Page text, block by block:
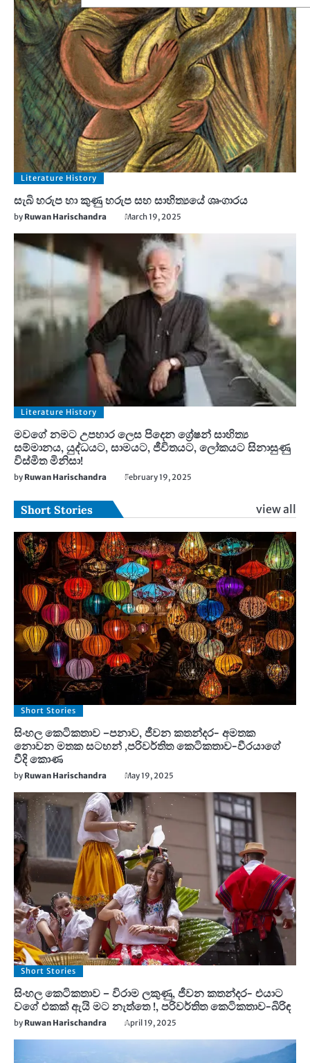
Literature History
සැබි හරුප හා කුණු හරුප සහ සාහිත්‍යයේ ශෘංගාරය
by Ruwan Harischandra March 19, 2025
Literature History
මවගේ නමට උපහාර ලෙස පිදෙන ග්‍රේෂන් සාහිත්‍ය
සම්මානය, යුද්ධයට, සාමයට, ජීවිතයට, ලෝකයට සිනාසුණු
විස්මිත මිනිසා!
by Ruwan Harischandra February 19, 2025
Short Stories view all
Short Stories
සිංහල කෙටිකතාව –පනාව, ජීවන කතන්දර- අමතක
නොවන මතක සටහන් ,පරිවර්තිත කෙටිකතාව-වීරයාගේ
වීදි කොණ
by Ruwan Harischandra May 19, 2025
Short Stories
සිංහල කෙටිකතාව – විරාම ලකුණු, ජීවන කතන්දර- එයාට
වගේ එකක් ඇයි මට නැත්තෙ !, පරිවර්තිත කෙටිකතාව-බිරිඳ
by Ruwan Harischandra April 19, 2025